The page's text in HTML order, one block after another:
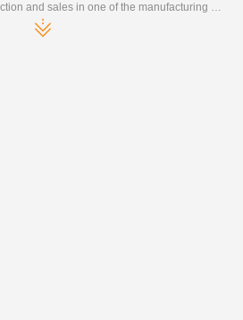
Development, design, production and sales in one of the manufacturing enterprises